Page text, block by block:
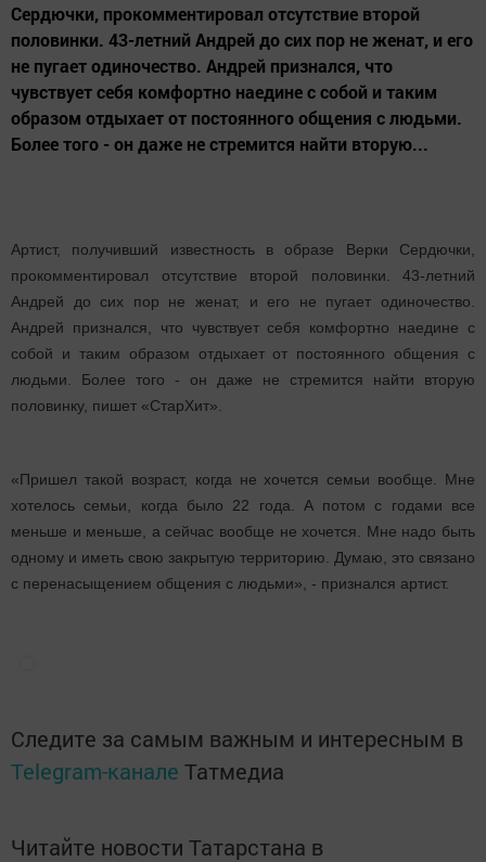
Сердючки, прокомментировал отсутствие второй
половинки. 43-летний Андрей до сих пор не женат, и его
не пугает одиночество. Андрей признался, что
чувствует себя комфортно наедине с собой и таким
образом отдыхает от постоянного общения с людьми.
Более того - он даже не стремится найти вторую...
Артист, получивший известность в образе Верки Сердючки,
прокомментировал отсутствие второй половинки. 43-летний
Андрей до сих пор не женат, и его не пугает одиночество.
Андрей признался, что чувствует себя комфортно наедине с
собой и таким образом отдыхает от постоянного общения с
людьми. Более того - он даже не стремится найти вторую
половинку, пишет «СтарХит».
«Пришел такой возраст, когда не хочется семьи вообще. Мне
хотелось семьи, когда было 22 года. А потом с годами все
меньше и меньше, а сейчас вообще не хочется. Мне надо быть
одному и иметь свою закрытую территорию. Думаю, это связано
с перенасыщением общения с людьми», - признался артист.
Следите за самым важным и интересным в
Telegram-канале Татмедиа
Читайте новости Татарстана в